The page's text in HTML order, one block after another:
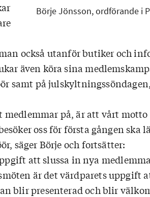
Börje Jönsson, ordförande i
också utanför butiker och
även köra sina
samt på
medlemmar på, är att vårt
oss för första gången ska
säger Börje och fortsätter:
att slussa in nya
är det värdparets uppgift
blir presenterad och blir